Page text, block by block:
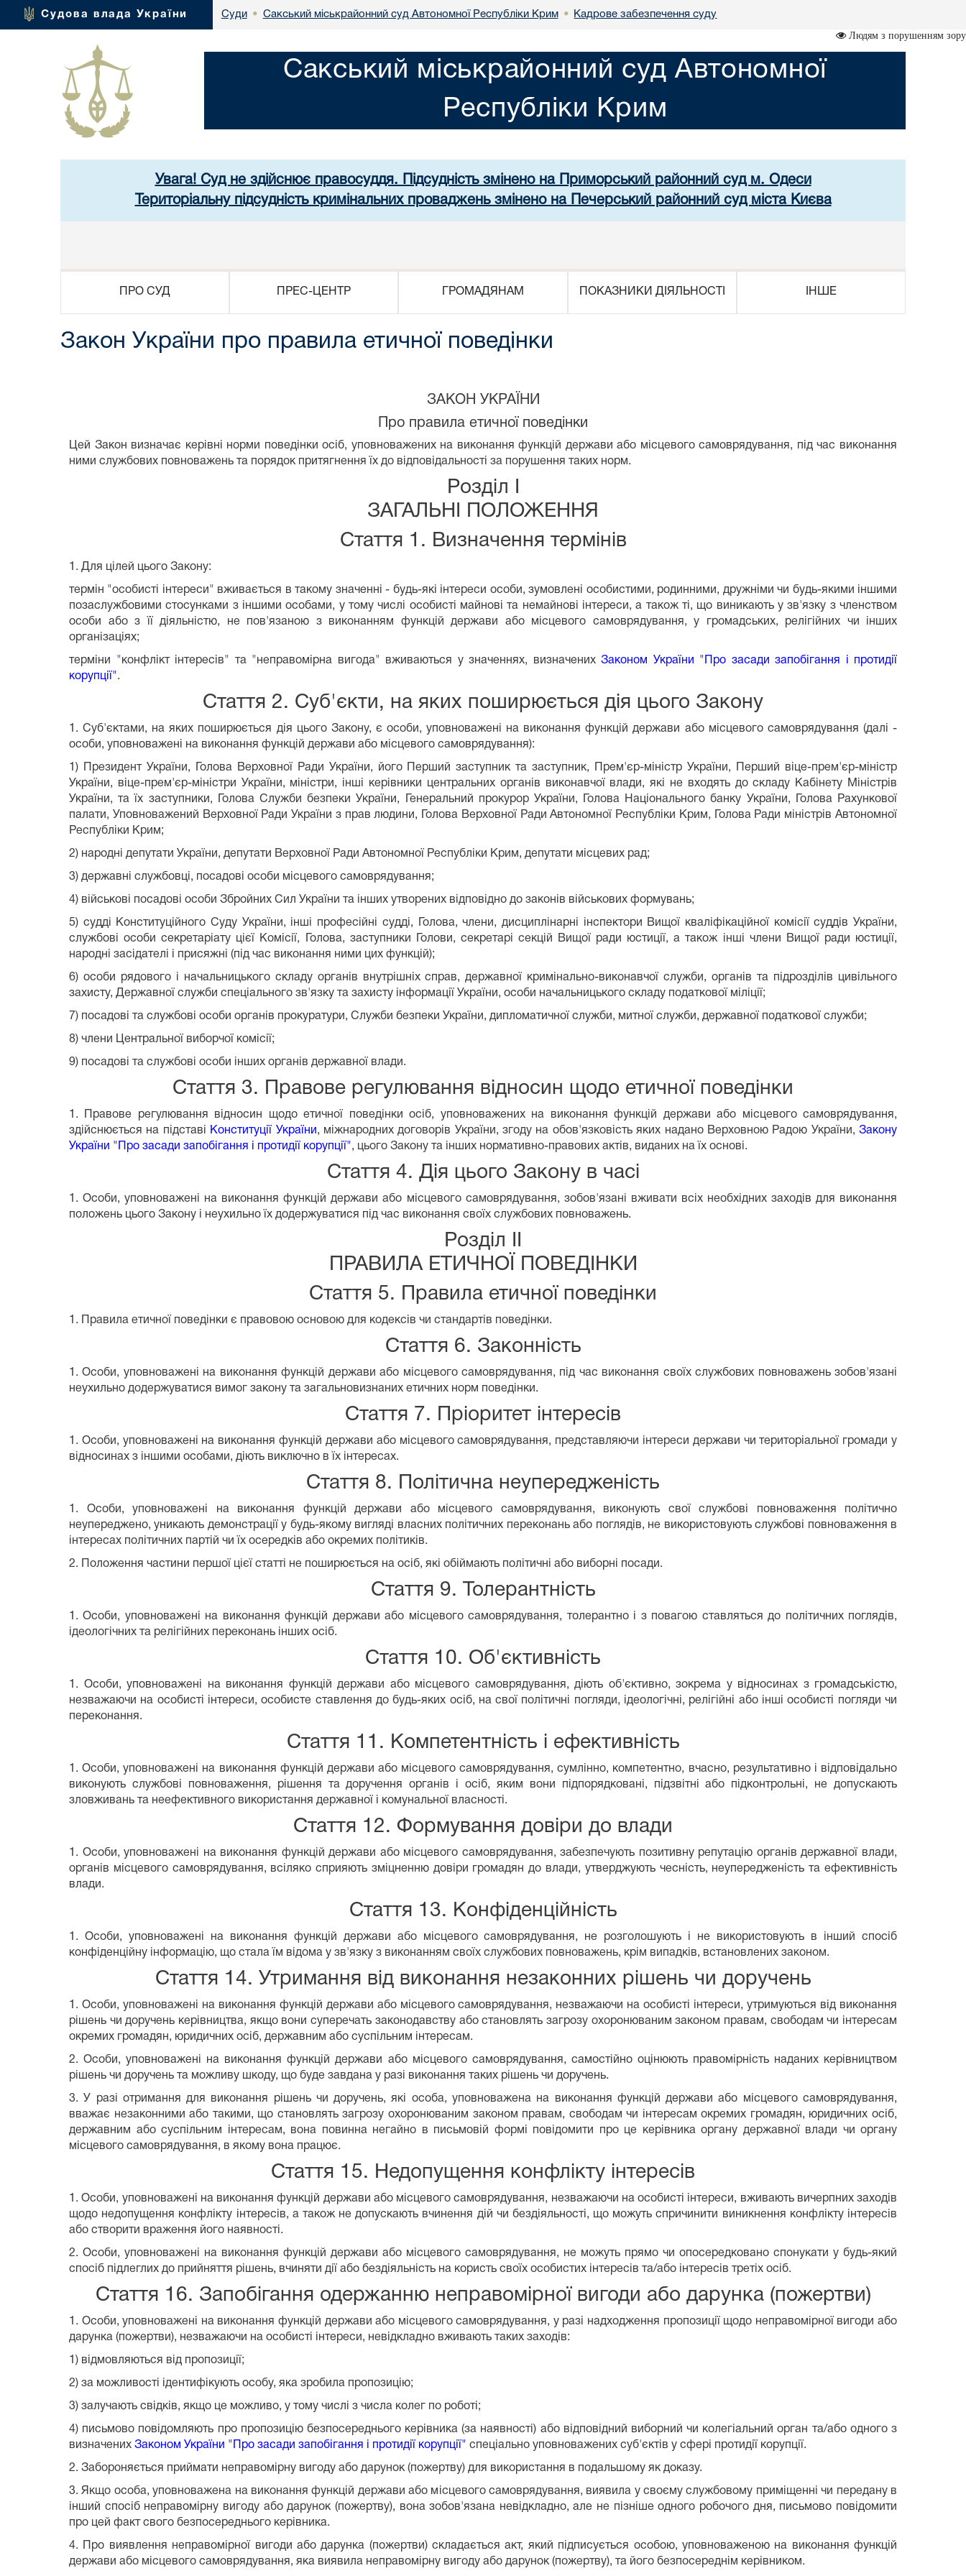
Судова влада України Суди • Сакський міськрайонний суд Автономної Республіки Крим • Кадрове забезпечення суду
Людям з порушенням зору
Сакський міськрайонний суд Автономної
Республіки Крим
Увага! Суд не здійснює правосуддя. Підсудність змінено на Приморський районний суд м. Одеси
Територіальну підсудність кримінальних проваджень змінено на Печерський районний суд міста Києва
ПРО СУД ПРЕС-ЦЕНТР ГРОМАДЯНАМ ПОКАЗНИКИ ДІЯЛЬНОСТІ ІНШЕ
Закон України про правила етичної поведінки
ЗАКОН УКРАЇНИ
Про правила етичної поведінки
Цей Закон визначає керівні норми поведінки осіб, уповноважених на виконання функцій держави або місцевого самоврядування, під час виконання
ними службових повноважень та порядок притягнення їх до відповідальності за порушення таких норм.
Розділ I
ЗАГАЛЬНІ ПОЛОЖЕННЯ
Стаття 1. Визначення термінів
1. Для цілей цього Закону:
термін "особисті інтереси" вживається в такому значенні - будь-які інтереси особи, зумовлені особистими, родинними, дружніми чи будь-якими іншими
позаслужбовими стосунками з іншими особами, у тому числі особисті майнові та немайнові інтереси, а також ті, що виникають у зв'язку з членством
особи або з її діяльністю, не пов'язаною з виконанням функцій держави або місцевого самоврядування, у громадських, релігійних чи інших
організаціях;
терміни "конфлікт інтересів" та "неправомірна вигода" вживаються у значеннях, визначених Законом України "Про засади запобігання і протидії
корупції" .
Стаття 2. Суб'єкти, на яких поширюється дія цього Закону
1. Суб'єктами, на яких поширюється дія цього Закону, є особи, уповноважені на виконання функцій держави або місцевого самоврядування (далі -
особи, уповноважені на виконання функцій держави або місцевого самоврядування):
1) Президент України, Голова Верховної Ради України, його Перший заступник та заступник, Прем'єр-міністр України, Перший віце-прем'єр-міністр
України, віце-прем'єр-міністри України, міністри, інші керівники центральних органів виконавчої влади, які не входять до складу Кабінету Міністрів
України, та їх заступники, Голова Служби безпеки України, Генеральний прокурор України, Голова Національного банку України, Голова Рахункової
палати, Уповноважений Верховної Ради України з прав людини, Голова Верховної Ради Автономної Республіки Крим, Голова Ради міністрів Автономної
Республіки Крим;
2) народні депутати України, депутати Верховної Ради Автономної Республіки Крим, депутати місцевих рад;
3) державні службовці, посадові особи місцевого самоврядування;
4) військові посадові особи Збройних Сил України та інших утворених відповідно до законів військових формувань;
5) судді Конституційного Суду України, інші професійні судді, Голова, члени, дисциплінарні інспектори Вищої кваліфікаційної комісії суддів України,
службові особи секретаріату цієї Комісії, Голова, заступники Голови, секретарі секцій Вищої ради юстиції, а також інші члени Вищої ради юстиції,
народні засідателі і присяжні (під час виконання ними цих функцій);
6) особи рядового і начальницького складу органів внутрішніх справ, державної кримінально-виконавчої служби, органів та підрозділів цивільного
захисту, Державної служби спеціального зв'язку та захисту інформації України, особи начальницького складу податкової міліції;
7) посадові та службові особи органів прокуратури, Служби безпеки України, дипломатичної служби, митної служби, державної податкової служби;
8) члени Центральної виборчої комісії;
9) посадові та службові особи інших органів державної влади.
Стаття 3. Правове регулювання відносин щодо етичної поведінки
1. Правове регулювання відносин щодо етичної поведінки осіб, уповноважених на виконання функцій держави або місцевого самоврядування,
здійснюється на підставі Конституції України, міжнародних договорів України, згоду на обов'язковість яких надано Верховною Радою України, Закону
України "Про засади запобігання і протидії корупції" , цього Закону та інших нормативно-правових актів, виданих на їх основі.
Стаття 4. Дія цього Закону в часі
1. Особи, уповноважені на виконання функцій держави або місцевого самоврядування, зобов'язані вживати всіх необхідних заходів для виконання
положень цього Закону і неухильно їх додержуватися під час виконання своїх службових повноважень.
Розділ II
ПРАВИЛА ЕТИЧНОЇ ПОВЕДІНКИ
Стаття 5. Правила етичної поведінки
1. Правила етичної поведінки є правовою основою для кодексів чи стандартів поведінки.
Стаття 6. Законність
1. Особи, уповноважені на виконання функцій держави або місцевого самоврядування, під час виконання своїх службових повноважень зобов'язані
неухильно додержуватися вимог закону та загальновизнаних етичних норм поведінки.
Стаття 7. Пріоритет інтересів
1. Особи, уповноважені на виконання функцій держави або місцевого самоврядування, представляючи інтереси держави чи територіальної громади у
відносинах з іншими особами, діють виключно в їх інтересах.
Стаття 8. Політична неупередженість
1. Особи, уповноважені на виконання функцій держави або місцевого самоврядування, виконують свої службові повноваження політично
неупереджено, уникають демонстрації у будь-якому вигляді власних політичних переконань або поглядів, не використовують службові повноваження в
інтересах політичних партій чи їх осередків або окремих політиків.
2. Положення частини першої цієї статті не поширюється на осіб, які обіймають політичні або виборні посади.
Стаття 9. Толерантність
1. Особи, уповноважені на виконання функцій держави або місцевого самоврядування, толерантно і з повагою ставляться до політичних поглядів,
ідеологічних та релігійних переконань інших осіб.
Стаття 10. Об'єктивність
1. Особи, уповноважені на виконання функцій держави або місцевого самоврядування, діють об'єктивно, зокрема у відносинах з громадськістю,
незважаючи на особисті інтереси, особисте ставлення до будь-яких осіб, на свої політичні погляди, ідеологічні, релігійні або інші особисті погляди чи
переконання.
Стаття 11. Компетентність і ефективність
1. Особи, уповноважені на виконання функцій держави або місцевого самоврядування, сумлінно, компетентно, вчасно, результативно і відповідально
виконують службові повноваження, рішення та доручення органів і осіб, яким вони підпорядковані, підзвітні або підконтрольні, не допускають
зловживань та неефективного використання державної і комунальної власності.
Стаття 12. Формування довіри до влади
1. Особи, уповноважені на виконання функцій держави або місцевого самоврядування, забезпечують позитивну репутацію органів державної влади,
органів місцевого самоврядування, всіляко сприяють зміцненню довіри громадян до влади, утверджують чесність, неупередженість та ефективність
влади.
Стаття 13. Конфіденційність
1. Особи, уповноважені на виконання функцій держави або місцевого самоврядування, не розголошують і не використовують в інший спосіб
конфіденційну інформацію, що стала їм відома у зв'язку з виконанням своїх службових повноважень, крім випадків, встановлених законом.
Стаття 14. Утримання від виконання незаконних рішень чи доручень
1. Особи, уповноважені на виконання функцій держави або місцевого самоврядування, незважаючи на особисті інтереси, утримуються від виконання
рішень чи доручень керівництва, якщо вони суперечать законодавству або становлять загрозу охоронюваним законом правам, свободам чи інтересам
окремих громадян, юридичних осіб, державним або суспільним інтересам.
2. Особи, уповноважені на виконання функцій держави або місцевого самоврядування, самостійно оцінюють правомірність наданих керівництвом
рішень чи доручень та можливу шкоду, що буде завдана у разі виконання таких рішень чи доручень.
3. У разі отримання для виконання рішень чи доручень, які особа, уповноважена на виконання функцій держави або місцевого самоврядування,
вважає незаконними або такими, що становлять загрозу охоронюваним законом правам, свободам чи інтересам окремих громадян, юридичних осіб,
державним або суспільним інтересам, вона повинна негайно в письмовій формі повідомити про це керівника органу державної влади чи органу
місцевого самоврядування, в якому вона працює.
Стаття 15. Недопущення конфлікту інтересів
1. Особи, уповноважені на виконання функцій держави або місцевого самоврядування, незважаючи на особисті інтереси, вживають вичерпних заходів
щодо недопущення конфлікту інтересів, а також не допускають вчинення дій чи бездіяльності, що можуть спричинити виникнення конфлікту інтересів
або створити враження його наявності.
2. Особи, уповноважені на виконання функцій держави або місцевого самоврядування, не можуть прямо чи опосередковано спонукати у будь-який
спосіб підлеглих до прийняття рішень, вчиняти дії або бездіяльність на користь своїх особистих інтересів та/або інтересів третіх осіб.
Стаття 16. Запобігання одержанню неправомірної вигоди або дарунка (пожертви)
1. Особи, уповноважені на виконання функцій держави або місцевого самоврядування, у разі надходження пропозиції щодо неправомірної вигоди або
дарунка (пожертви), незважаючи на особисті інтереси, невідкладно вживають таких заходів:
1) відмовляються від пропозиції;
2) за можливості ідентифікують особу, яка зробила пропозицію;
3) залучають свідків, якщо це можливо, у тому числі з числа колег по роботі;
4) письмово повідомляють про пропозицію безпосереднього керівника (за наявності) або відповідний виборний чи колегіальний орган та/або одного з
визначених Законом України "Про засади запобігання і протидії корупції" спеціально уповноважених суб'єктів у сфері протидії корупції.
2. Забороняється приймати неправомірну вигоду або дарунок (пожертву) для використання в подальшому як доказу.
3. Якщо особа, уповноважена на виконання функцій держави або місцевого самоврядування, виявила у своєму службовому приміщенні чи передану в
інший спосіб неправомірну вигоду або дарунок (пожертву), вона зобов'язана невідкладно, але не пізніше одного робочого дня, письмово повідомити
про цей факт свого безпосереднього керівника.
4. Про виявлення неправомірної вигоди або дарунка (пожертви) складається акт, який підписується особою, уповноваженою на виконання функцій
держави або місцевого самоврядування, яка виявила неправомірну вигоду або дарунок (пожертву), та його безпосереднім керівником.